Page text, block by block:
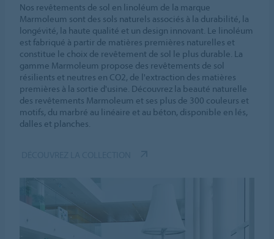
Nos revêtements de sol en linoléum de la marque
Marmoleum sont des sols naturels associés à la durabilité, la
longévité, la haute qualité et un design innovant. Le linoléum
est fabriqué à partir de matières premières naturelles et
constitue le choix de revêtement de sol le plus durable. La
gamme Marmoleum propose des revêtements de sol
résilients et neutres en CO2, de l'extraction des matières
premières à la sortie d'usine. Découvrez la beauté naturelle
des revêtements Marmoleum et ses plus de 300 couleurs et
motifs, du marbré au linéaire et au béton, disponible en lés,
dalles et planches.